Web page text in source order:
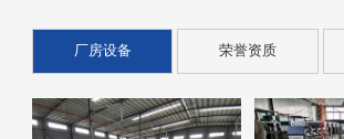
厂房设备 荣誉资质